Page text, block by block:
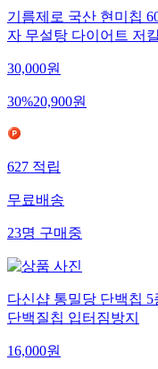
기름제로 국산 현미칩
자 무설탕 다이어트 저
30,000원
30%20,900원
627적립
무료배송
23명구매중
다신샵 통밀당 단백칩
단백질칩 입터짐방지
16,000원